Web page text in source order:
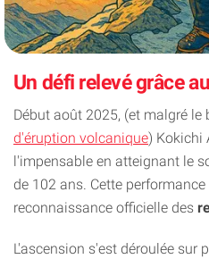
Un défi relevé grâce
Début août 2025, (et malgré le
d'éruption volcanique) Kokichi
l'impensable en atteignant le
de 102 ans. Cette
reconnaissance officielle des
L'ascension s'est déroulée sur